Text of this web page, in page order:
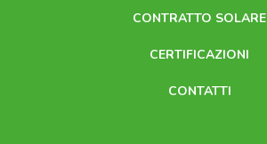
CONTRATTO SOLARE
CERTIFICAZIONI
CONTATTI